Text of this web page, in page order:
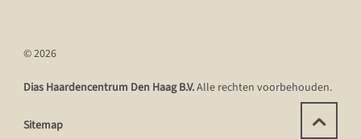
© 2026
Dias Haardencentrum Den Haag B.V.Alle rechten voorbehouden.
Sitemap